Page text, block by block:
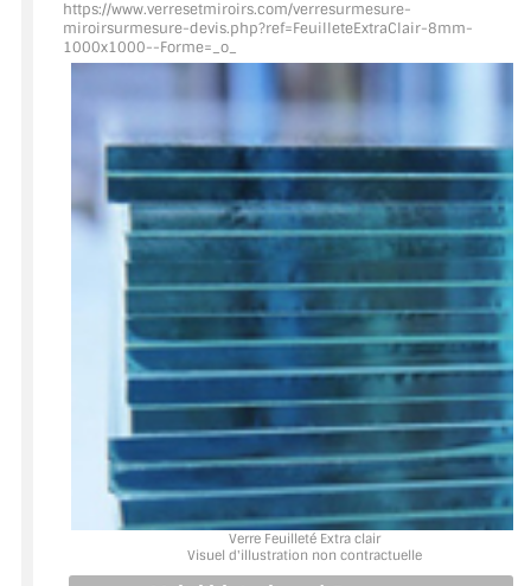
ACCESSOIRES & QUINCAILLERIE
CATALOGUE DE PROFILS ET FIXATION DU
LES FIXATIONS POUR MIROIR
LES PROFILS PAROI DE VERRE
VITRINE EN VERRE
CONNECTEURS ET ASSEMBLAGE DE VERRES
LES CHARNIÈRES DE PORTE EN VERRE
BOUTONS ET POIGNÉES
BARRES DE STABILISATION
https://www.verresetmiroirs.com/verresurmesure-
miroirsurmesure-devis.php?ref=FeuilleteExtraClair-8mm-
1000x1000--Forme=_o_
Verre Feuilleté Extra clair
Visuel d'illustration non contractuelle